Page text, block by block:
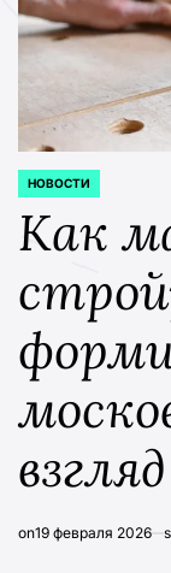
POSTED
НОВОСТИ
Как
on19 февраля 2026